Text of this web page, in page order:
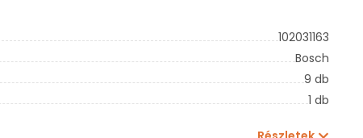
102031163
Bosch
9 db
1 db